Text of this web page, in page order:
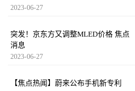
2023-06-27
突发！京东方又调整MLED价格 焦点
消息
2023-06-27
【焦点热闻】蔚来公布手机新专利